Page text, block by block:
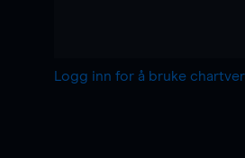
Logg inn for å bruke